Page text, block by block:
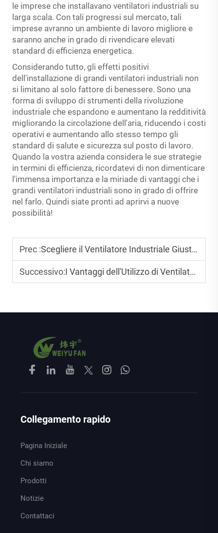
le imprese che installavano ventilatori industriali su
larga scala. Con tali progressi sul mercato, tali
imprese avranno un ambiente di lavoro migliore e
saranno anche in grado di rivendicare elevati
standard di efficienza energetica.
Considerando tutto, gli effetti positivi
dell'installazione di grandi ventilatori industriali non
si limitano al solo fattore di benessere. Sono una
forma di sviluppo di strumenti della rivoluzione
industriale che espandono e aumentano la redditività
migliorando la circolazione dell'aria, riducendo i costi
operativi e aumentando allo stesso tempo gli
standard di salute e sicurezza sul posto di lavoro.
Quando la vostra azienda considera le sue strategie
in termini di efficienza, ricordatevi di non dimenticare
l'immensa importanza e la miriade di vantaggi che i
grandi ventilatori industriali sono in grado di offrire
nel farlo. Quindi siate pronti ad aprirvi a nuove
possibilità!
Prec :Scegliere il Ventilatore Industriale Giusto per il Tuo Magazzino
Successivo:I Vantaggi dell'Utilizzo di Ventilatori Industriali a Risparmio Energetico
Collegamento rapido
Pagina Iniziale
Chi siamo
Prodotti
Notizie
Contattaci